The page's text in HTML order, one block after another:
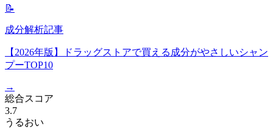
📝
成分解析記事
【2026年版】ドラッグストアで買える成分がやさしいシャン
プーTOP10
→
総合スコア
3.7
うるおい